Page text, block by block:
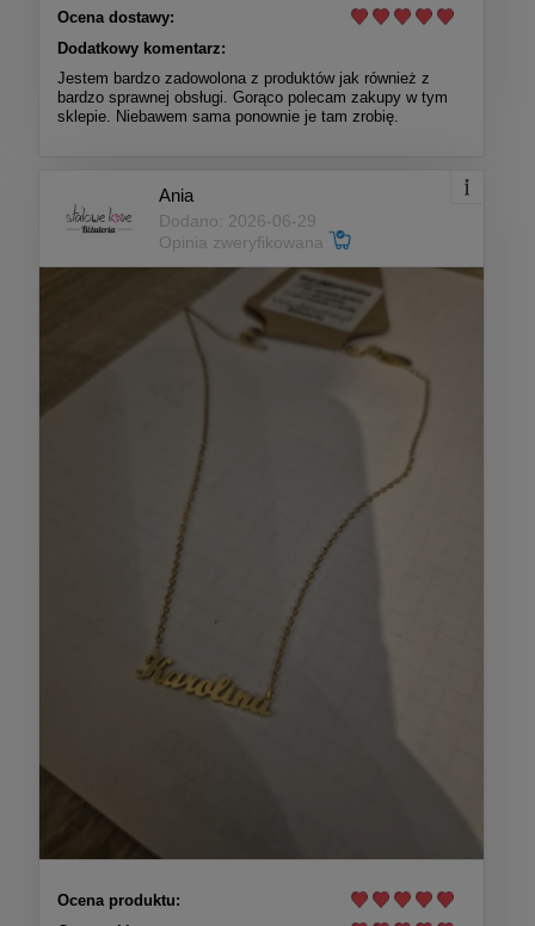
Ocena dostawy:
Dodatkowy komentarz:
Jestem bardzo zadowolona z produktów jak również z
bardzo sprawnej obsługi. Gorąco polecam zakupy w tym
sklepie. Niebawem sama ponownie je tam zrobię.
Ania
Dodano: 2026-06-29
Opinia zweryfikowana
Ocena produktu: